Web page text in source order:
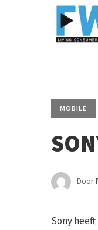
MOBILE
Door
Sony